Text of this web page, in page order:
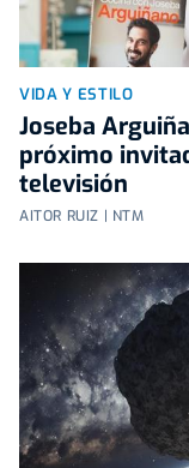
VIDA Y ESTILO
Joseba
próximo
televisión
AITOR RUIZ | NTM